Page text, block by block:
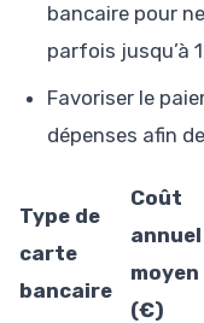
bancaire pour
parfois jusqu’à
Favoriser le
dépenses afin
Type de
carte
bancaire
Coût
annuel
moyen
(€)